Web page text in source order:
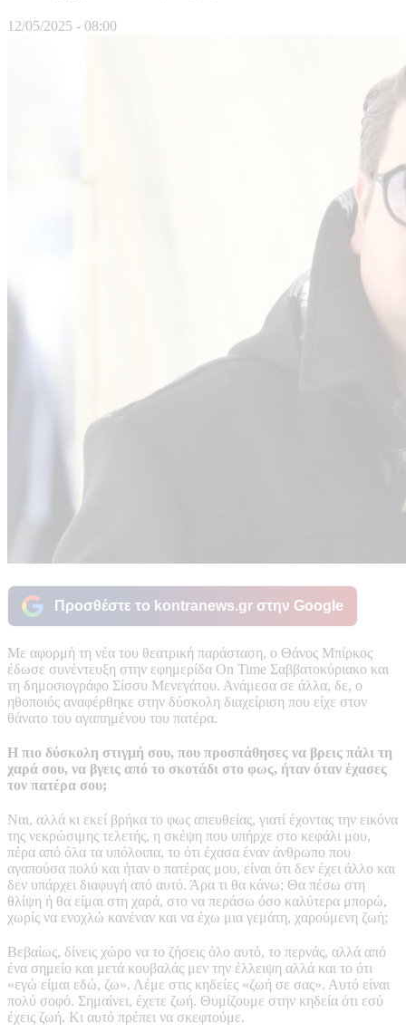
12/05/2025 - 08:00
Προσθέστε το kontranews.gr στην Google
Με αφορμή τη νέα του θεατρική παράσταση, ο Θάνος Μπίρκος
έδωσε συνέντευξη στην εφημερίδα On Time Σαββατοκύριακο και
τη δημοσιογράφο Σίσσυ Μενεγάτου. Ανάμεσα σε άλλα, δε, ο
ηθοποιός αναφέρθηκε στην δύσκολη διαχείριση που είχε στον
θάνατο του αγαπημένου του πατέρα.
Η πιο δύσκολη στιγμή σου, που προσπάθησες να βρεις πάλι τη
χαρά σου, να βγεις από το σκοτάδι στο φως, ήταν όταν έχασες
τον πατέρα σου;
Ναι, αλλά κι εκεί βρήκα το φως απευθείας, γιατί έχοντας την εικόνα
της νεκρώσιμης τελετής, η σκέψη που υπήρχε στο κεφάλι μου,
πέρα από όλα τα υπόλοιπα, το ότι έχασα έναν άνθρωπο που
αγαπούσα πολύ και ήταν ο πατέρας μου, είναι ότι δεν έχει άλλο και
δεν υπάρχει διαφυγή από αυτό. Άρα τι θα κάνω; Θα πέσω στη
θλίψη ή θα είμαι στη χαρά, στο να περάσω όσο καλύτερα μπορώ,
χωρίς να ενοχλώ κανέναν και να έχω μια γεμάτη, χαρούμενη ζωή;
Βεβαίως, δίνεις χώρο να το ζήσεις όλο αυτό, το περνάς, αλλά από
ένα σημείο και μετά κουβαλάς μεν την έλλειψη αλλά και το ότι
«εγώ είμαι εδώ, ζω». Λέμε στις κηδείες «ζωή σε σας». Αυτό είναι
πολύ σοφό. Σημαίνει, έχετε ζωή. Θυμίζουμε στην κηδεία ότι εσύ
έχεις ζωή. Κι αυτό πρέπει να σκεφτούμε.